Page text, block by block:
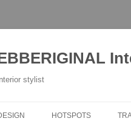
inhoud
stylist
HOTSPOTS